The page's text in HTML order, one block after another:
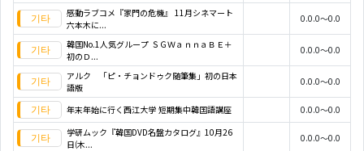
感動ラブコメ『家門の危機』 11月シネマート
六本木に...
0.0.0～0.0
韓国No.1人気グループ ＳＧＷａｎｎａＢＥ＋
初のＤ...
0.0.0～0.0
アルク 「ピ・チョンドゥク随筆集」初の日本
語版
0.0.0～0.0
年末年始に行く西江大学 短期集中韓国語講座
0.0.0～0.0
学研ムック『韓国DVD名盤カタログ』10月26
日(木...
0.0.0～0.0